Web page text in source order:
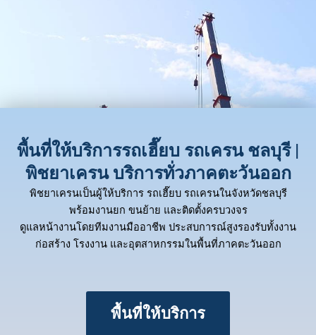
พื้นที่ให้บริการรถเฮี๊ยบ รถเครน ชลบุรี |
พิชยาเครน บริการทั่วภาคตะวันออก
พิชยาเครนเป็นผู้ให้บริการ รถเฮี๊ยบ รถเครนในจังหวัดชลบุรี
พร้อมงานยก ขนย้าย และติดตั้งครบวงจร
ดูแลหน้างานโดยทีมงานมืออาชีพ ประสบการณ์สูงรองรับทั้งงาน
ก่อสร้าง โรงงาน และอุตสาหกรรมในพื้นที่ภาคตะวันออก
พื้นที่ให้บริการ